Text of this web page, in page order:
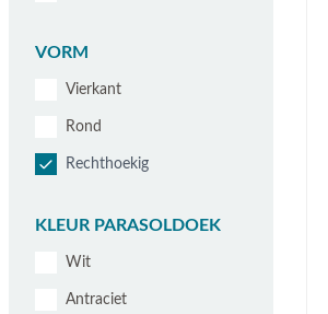
VORM
Vierkant
Rond
Rechthoekig
KLEUR PARASOLDOEK
Wit
Antraciet